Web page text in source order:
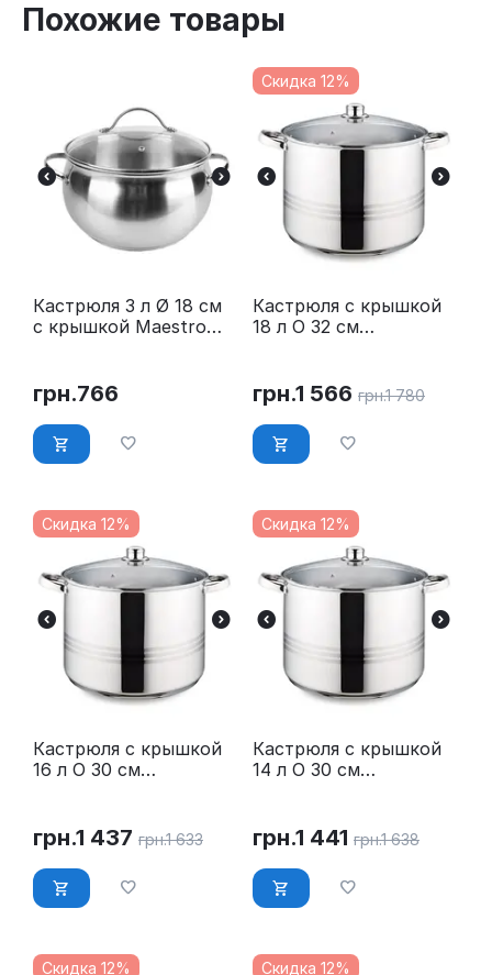
Похожие товары
Кастрюля 3 л Ø 18 см
с крышкой Maestro
грн.766
Скидка 12%
Кастрюля с крышкой
18 л O 32 см
грн.1 566 грн.1 780
Скидка 12%
Кастрюля с крышкой
16 л O 30 см
грн.1 437 грн.1 633
Скидка 12%
Кастрюля с крышкой
14 л O 30 см
грн.1 441 грн.1 638
Скидка 12% Скидка 12%